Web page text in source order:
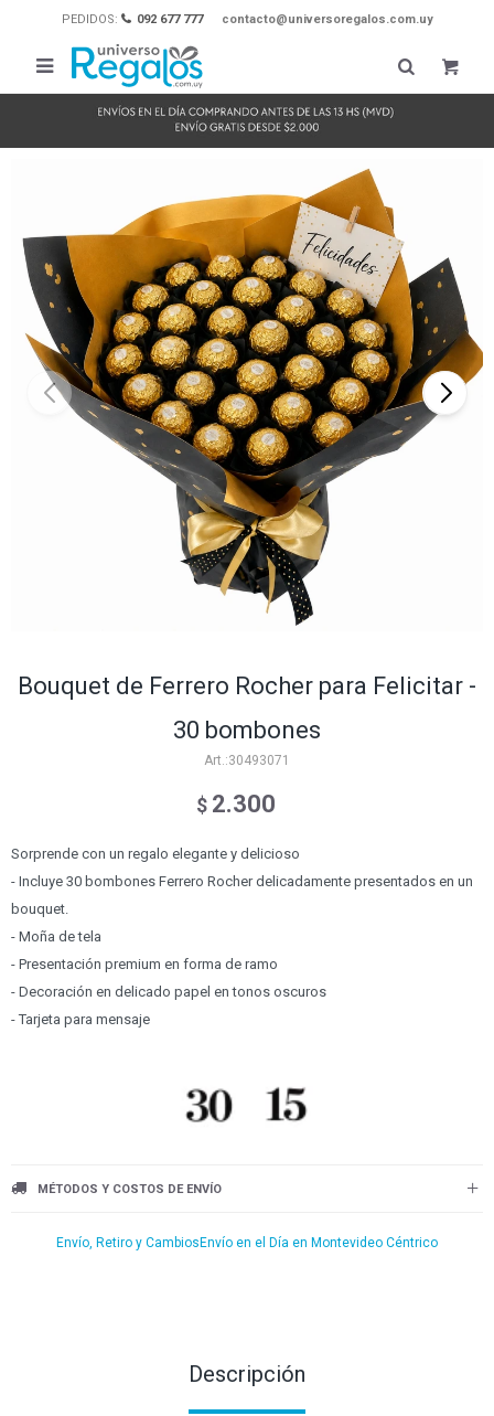
PEDIDOS: 092 677 777 contacto@universoregalos.com.uy

Bouquet de Ferrero Rocher para Felicitar -
30 bombones
30493071
$ 2.300
Sorprende con un regalo elegante y delicioso
- Incluye 30 bombones Ferrero Rocher delicadamente presentados en un
bouquet.
- Moña de tela
- Presentación premium en forma de ramo
- Decoración en delicado papel en tonos oscuros
- Tarjeta para mensaje
MÉTODOS Y COSTOS DE ENVÍO
Envío, Retiro y Cambios Envío en el Día en Montevideo Céntrico
Descripción